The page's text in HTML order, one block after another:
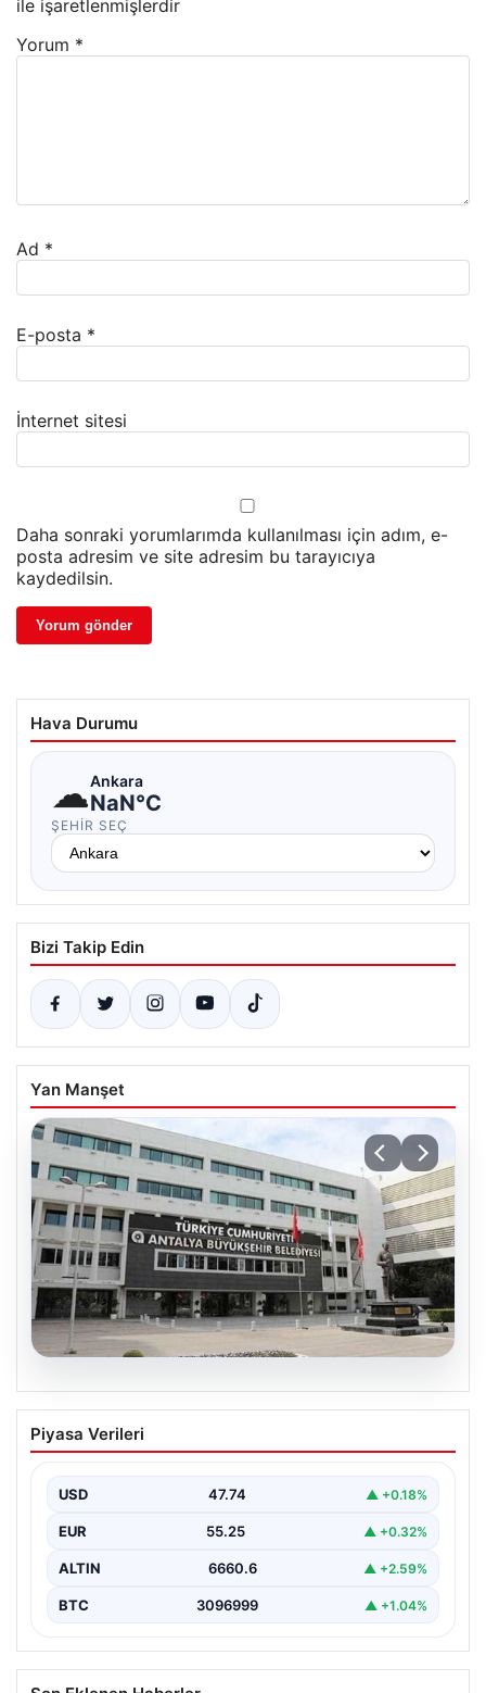
ile işaretlenmişlerdir
Yorum *
Ad *
E-posta *
İnternet sitesi
Daha sonraki yorumlarımda kullanılması için adım, e-
posta adresim ve site adresim bu tarayıcıya
kaydedilsin.
Hava Durumu
☁Ankara
NaN°C
ŞEHIR SEÇ
Bizi Takip Edin
Yan Manşet
06.08.2026
Antalya Büyükşehir Belediyesi’ne
Yönelik Rüşvet ve Yolsuzluk
Bırakıldı
Antalya Büyükşehir Belediyesi’ne bağlı gerçekleştirilen
rüşvet ve yolsuzluk soruşturması kapsamında önemli
Piyasa Verileri
USD 47.74 ▲ +0.18%
EUR 55.25 ▲ +0.32%
ALTIN 6660.6 ▲ +2.59%
BTC 3096999 ▲ +1.04%